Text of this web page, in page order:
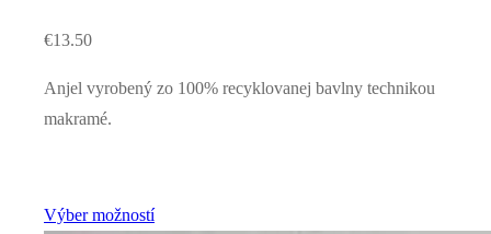
€13.50
Anjel vyrobený zo 100% recyklovanej bavlny technikou
makramé.
Výber možností